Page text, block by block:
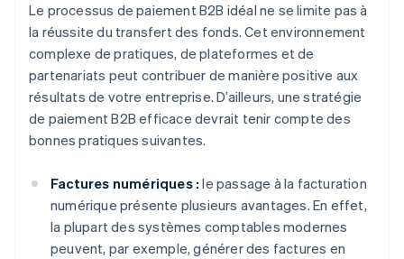
Le processus de paiement B2B idéal ne se limite pas à
la réussite du transfert des fonds. Cet environnement
complexe de pratiques, de plateformes et de
partenariats peut contribuer de manière positive aux
résultats de votre entreprise. D’ailleurs, une stratégie
de paiement B2B efficace devrait tenir compte des
bonnes pratiques suivantes.
Factures numériques : le passage à la facturation
numérique présente plusieurs avantages. En effet,
la plupart des systèmes comptables modernes
peuvent, par exemple, générer des factures en